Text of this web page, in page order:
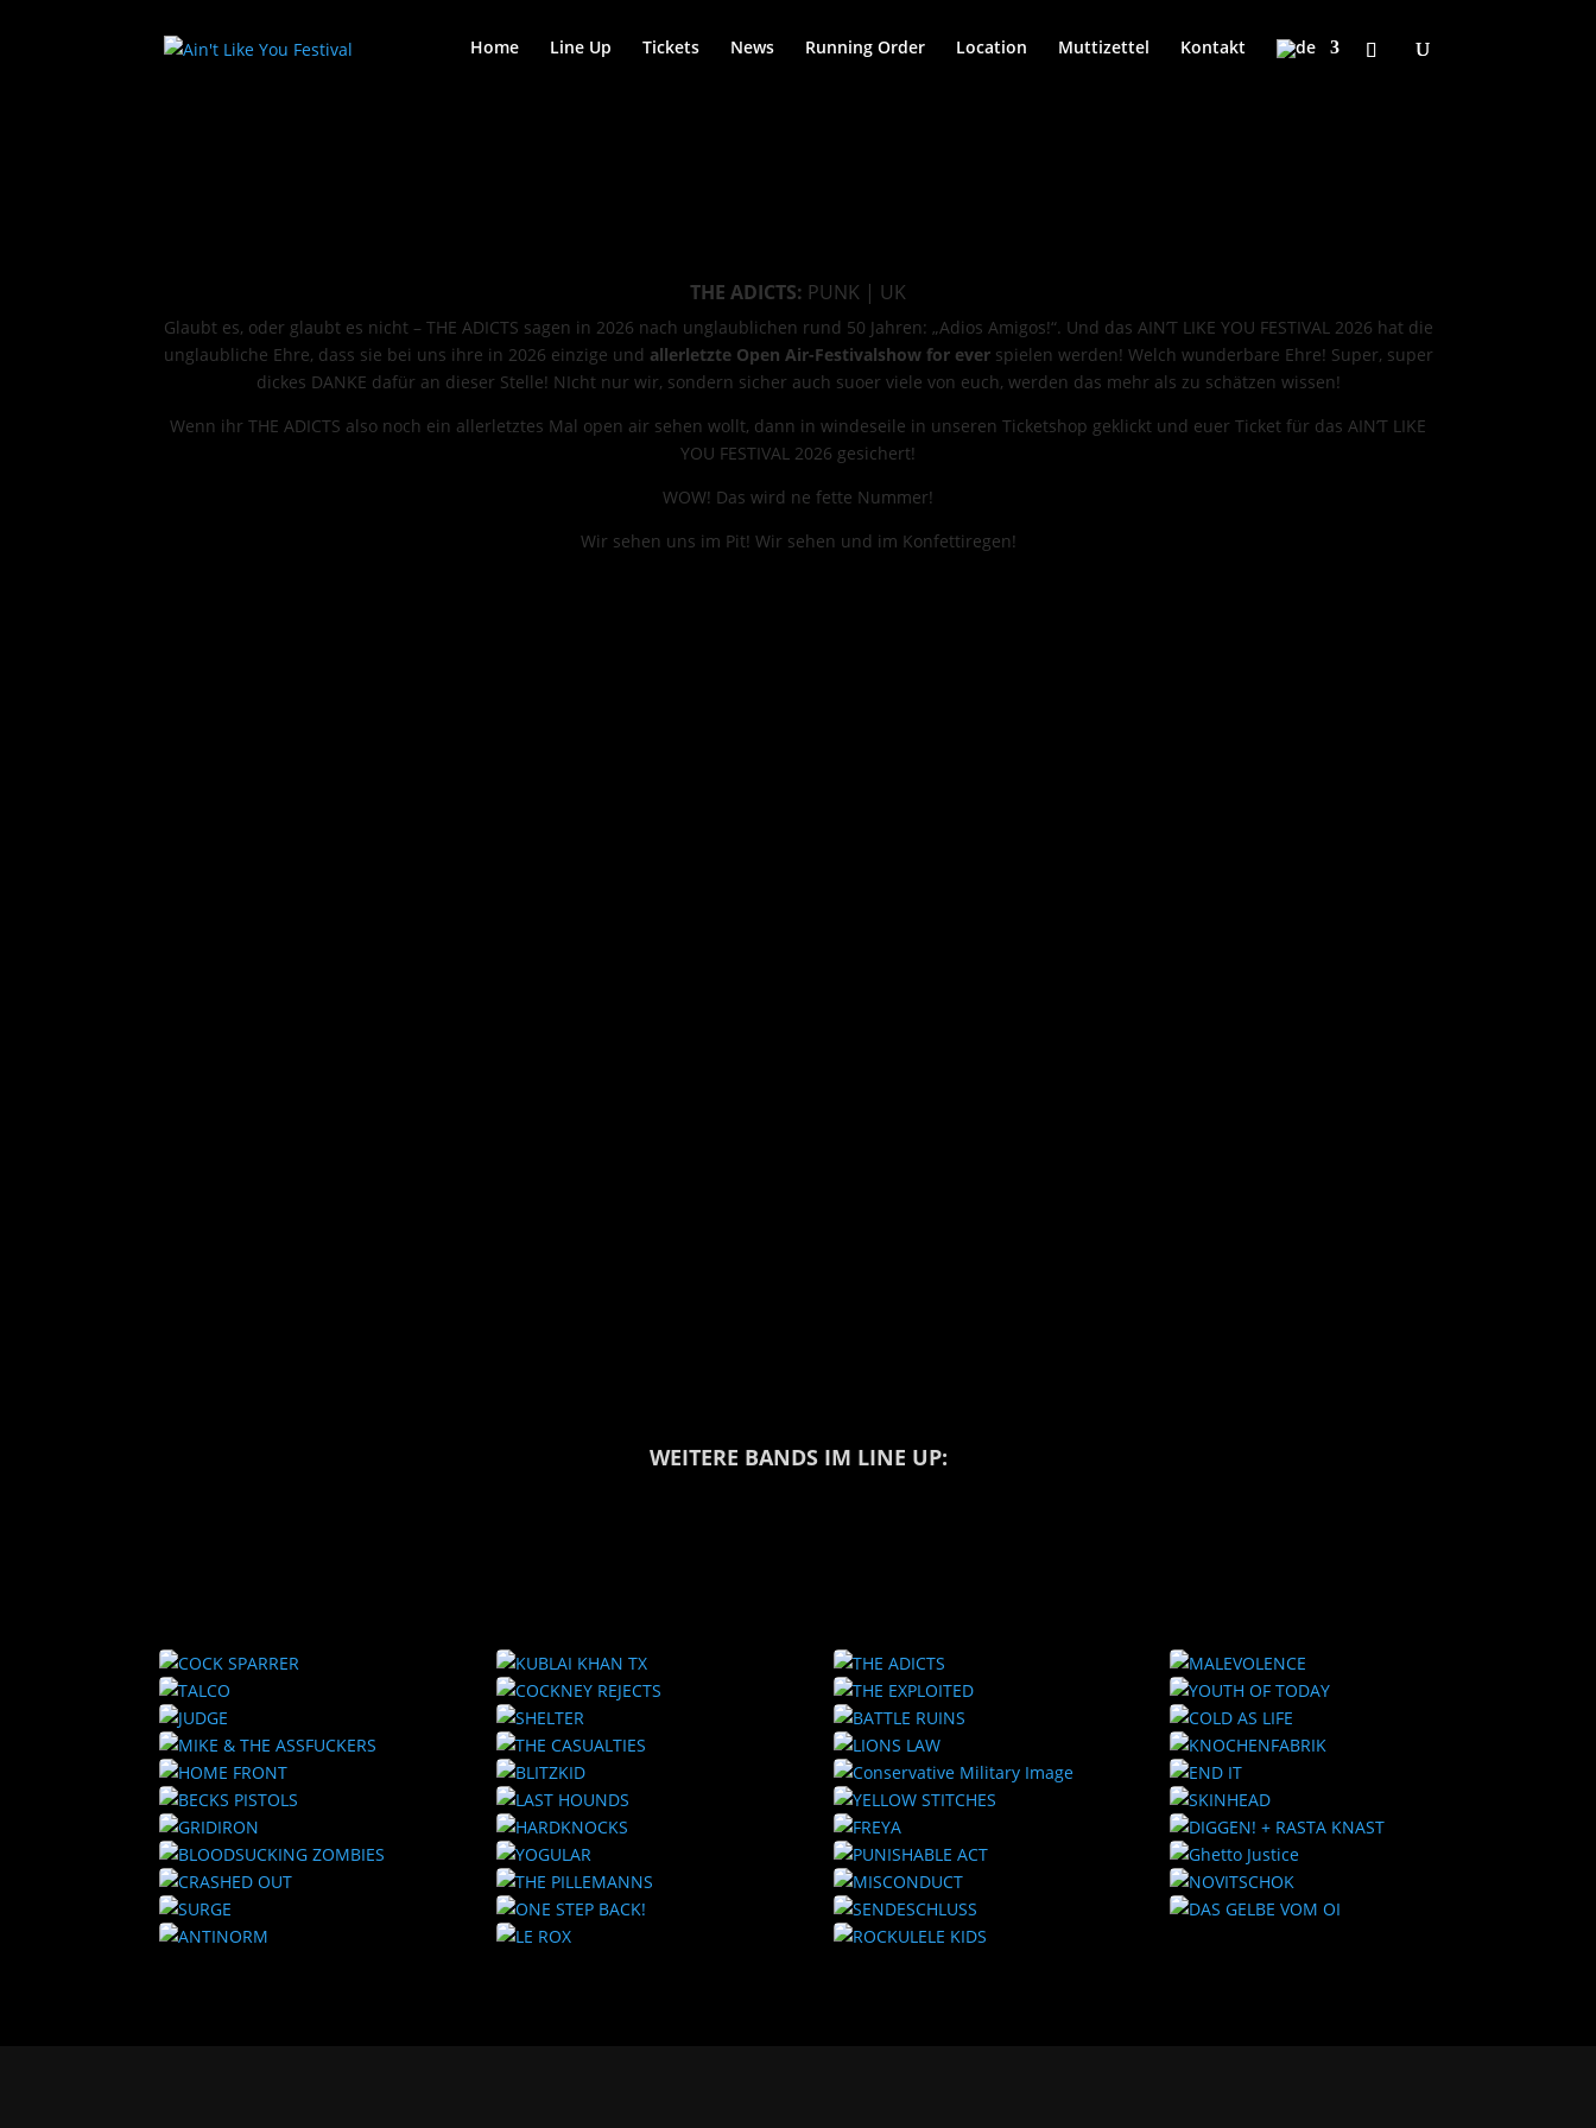
Home Line Up Tickets News Running Order Location Muttizettel Kontakt
THE ADICTS: PUNK | UK
Glaubt es, oder glaubt es nicht – THE ADICTS sagen in 2026 nach unglaublichen rund 50 Jahren: „Adios Amigos!“. Und das AIN’T LIKE YOU FESTIVAL 2026 hat die
unglaubliche Ehre, dass sie bei uns ihre in 2026 einzige und allerletzte Open Air-Festivalshow for everspielen werden! Welch wunderbare Ehre! Super, super
dickes DANKE dafür an dieser Stelle! NIcht nur wir, sondern sicher auch suoer viele von euch, werden das mehr als zu schätzen wissen!
Wenn ihr THE ADICTS also noch ein allerletztes Mal open air sehen wollt, dann in windeseile in unseren Ticketshop geklickt und euer Ticket für das AIN’T LIKE
YOU FESTIVAL 2026 gesichert!
WOW! Das wird ne fette Nummer!
Wir sehen uns im Pit! Wir sehen und im Konfettiregen!
WEITERE BANDS IM LINE UP: